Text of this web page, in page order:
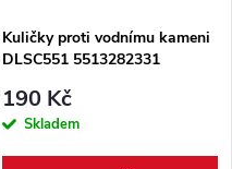
Kuličky proti vodnímu kameni
DLSC551 5513282331
190 Kč
Skladem